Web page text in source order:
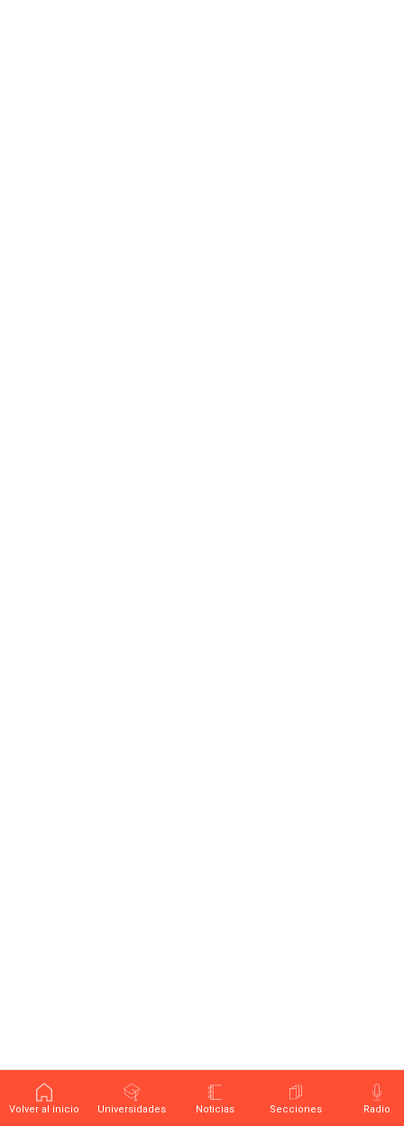
Volver al inicio Universidades Noticias Secciones Radio